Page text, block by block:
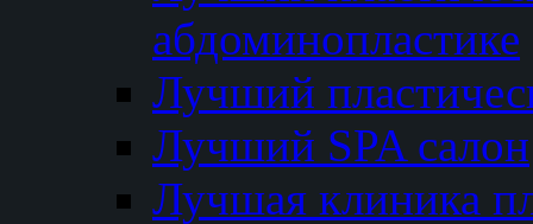
абдоминопластике
Лучший
Лучший SPA салон
Лучшая клиника